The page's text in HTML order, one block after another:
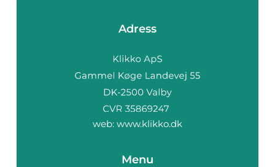
Adress
web: www.klikko.dk
Menu